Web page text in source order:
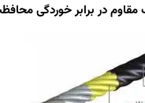
در برابر خوردگی